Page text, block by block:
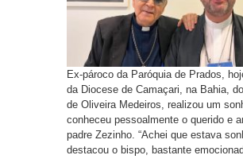
Ex-pároco da Paróquia de Prados,
da Diocese de Camaçari, na Bahia,
de Oliveira Medeiros, realizou um
conheceu pessoalmente o querido e
padre Zezinho. “Achei que estava
destacou o bispo, bastante